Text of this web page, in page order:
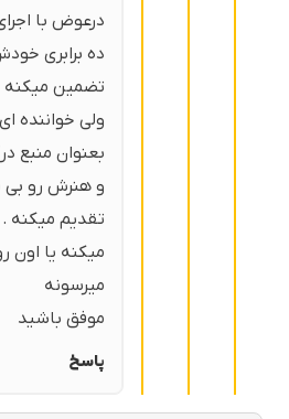
درعوض با
ده برابری
تضمین میکنه
ولی خواننده
بعنوان منبع
و هنرش رو بی
تقدیم میکنه .
میکنه یا اون
میرسونه
موفق باشید
پاسخ